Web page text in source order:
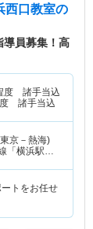
西口教室の
導員募集！高
度 諸手当込
諸手当込
京－熱海)
「横浜駅」
トをお任せ